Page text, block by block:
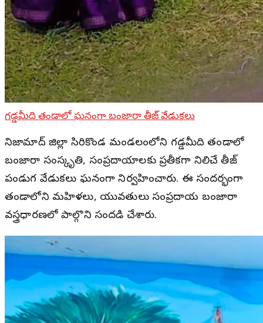
గడ్డమీది తండాలో ఘనంగా బంజారా తీజ్ వేడుకలు
నిజామాబాద్ జిల్లా సిరికొండ మండలంలోని గడ్డమీది తండాలో
బంజారా సంస్కృతి, సంప్రదాయాలకు ప్రతీకగా నిలిచే తీజ్
పండుగ వేడుకలు ఘనంగా నిర్వహించారు. ఈ సందర్భంగా
తండాలోని మహిళలు, యువతులు సంప్రదాయ బంజారా
వస్త్రధారణలో పాల్గొని సందడి చేశారు.